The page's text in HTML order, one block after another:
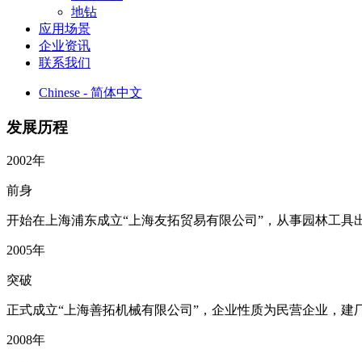
地钻
应用场景
企业资讯
联系我们
Chinese - 简体中文
发展历程
2002年
前身
开始在上海浦东成立“上海友拓贸易有限公司”，从事园林工具
2005年
突破
正式成立“上海善拓机械有限公司”，企业性质为民营企业，建
2008年